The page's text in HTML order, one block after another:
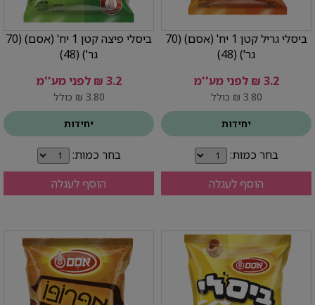
ביסלי גריל קטן 1 יח' (אסם) (70
גר') (48)
3.2 ₪ לפני מע''מ
3.80 ₪ כולל
יחידות
בחר כמות:
הוסף לעגלה
ביסלי פיצה קטן 1 יח' (אסם) (70
גר') (48)
3.2 ₪ לפני מע''מ
3.80 ₪ כולל
יחידות
בחר כמות:
הוסף לעגלה